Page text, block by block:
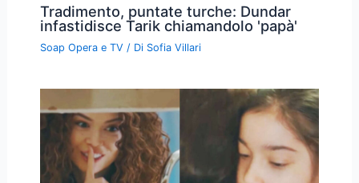
Tradimento, puntate turche: Dundar
infastidisce Tarik chiamandolo 'papà'
Soap Opera e TV / Di Sofia Villari